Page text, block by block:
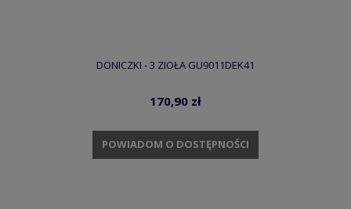
DONICZKI - 3 ZIOŁA GU9011DEK41
170,90 zł
POWIADOM O DOSTĘPNOŚCI